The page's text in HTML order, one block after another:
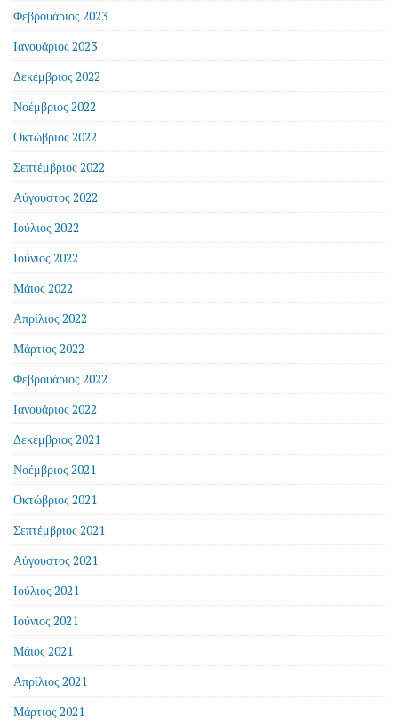
Φεβρουάριος 2023
Ιανουάριος 2023
Δεκέμβριος 2022
Νοέμβριος 2022
Οκτώβριος 2022
Σεπτέμβριος 2022
Αύγουστος 2022
Ιούλιος 2022
Ιούνιος 2022
Μάιος 2022
Απρίλιος 2022
Μάρτιος 2022
Φεβρουάριος 2022
Ιανουάριος 2022
Δεκέμβριος 2021
Νοέμβριος 2021
Οκτώβριος 2021
Σεπτέμβριος 2021
Αύγουστος 2021
Ιούλιος 2021
Ιούνιος 2021
Μάιος 2021
Απρίλιος 2021
Μάρτιος 2021